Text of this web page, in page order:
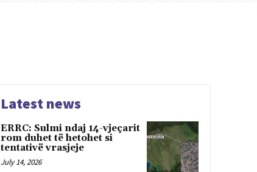
Latest news
ERRC: Sulmi ndaj 14-vjeçarit
rom duhet të hetohet si
tentativë vrasjeje
July 14, 2026